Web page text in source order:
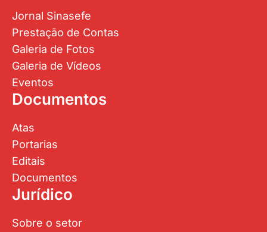
Jornal Sinasefe
Prestação de Contas
Galeria de Fotos
Galeria de Vídeos
Eventos
Documentos
Atas
Portarias
Editais
Documentos
Jurídico
Sobre o setor